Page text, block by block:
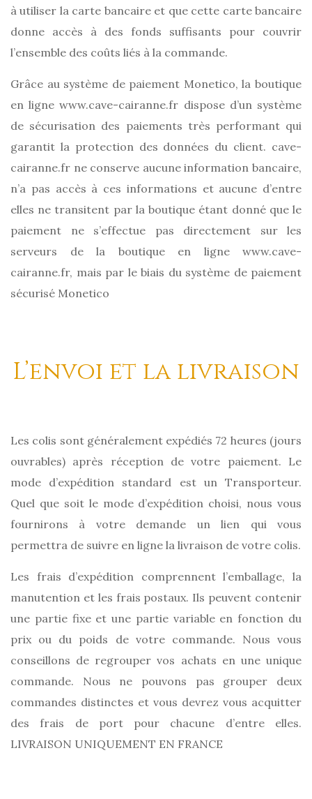
à utiliser la carte bancaire et que cette carte bancaire
donne accès à des fonds suffisants pour couvrir
l’ensemble des coûts liés à la commande.
Grâce au système de paiement Monetico, la boutique
en ligne www.cave-cairanne.fr dispose d’un système
de sécurisation des paiements très performant qui
garantit la protection des données du client. cave-
cairanne.fr ne conserve aucune information bancaire,
n’a pas accès à ces informations et aucune d’entre
elles ne transitent par la boutique étant donné que le
paiement ne s’effectue pas directement sur les
serveurs de la boutique en ligne www.cave-
cairanne.fr, mais par le biais du système de paiement
sécurisé Monetico
L’envoi et la livraison
Les colis sont généralement expédiés 72 heures (jours
ouvrables) après réception de votre paiement. Le
mode d’expédition standard est un Transporteur.
Quel que soit le mode d’expédition choisi, nous vous
fournirons à votre demande un lien qui vous
permettra de suivre en ligne la livraison de votre colis.
Les frais d’expédition comprennent l’emballage, la
manutention et les frais postaux. Ils peuvent contenir
une partie fixe et une partie variable en fonction du
prix ou du poids de votre commande. Nous vous
conseillons de regrouper vos achats en une unique
commande. Nous ne pouvons pas grouper deux
commandes distinctes et vous devrez vous acquitter
des frais de port pour chacune d’entre elles.
LIVRAISON UNIQUEMENT EN FRANCE